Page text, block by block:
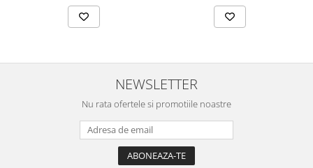
NEWSLETTER
Nu rata ofertele si promotiile noastre